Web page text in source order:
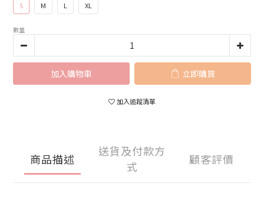
S M L XL
數量
加入購物車 立即購買
加入追蹤清單
商品描述
送貨及付款方
式
顧客評價